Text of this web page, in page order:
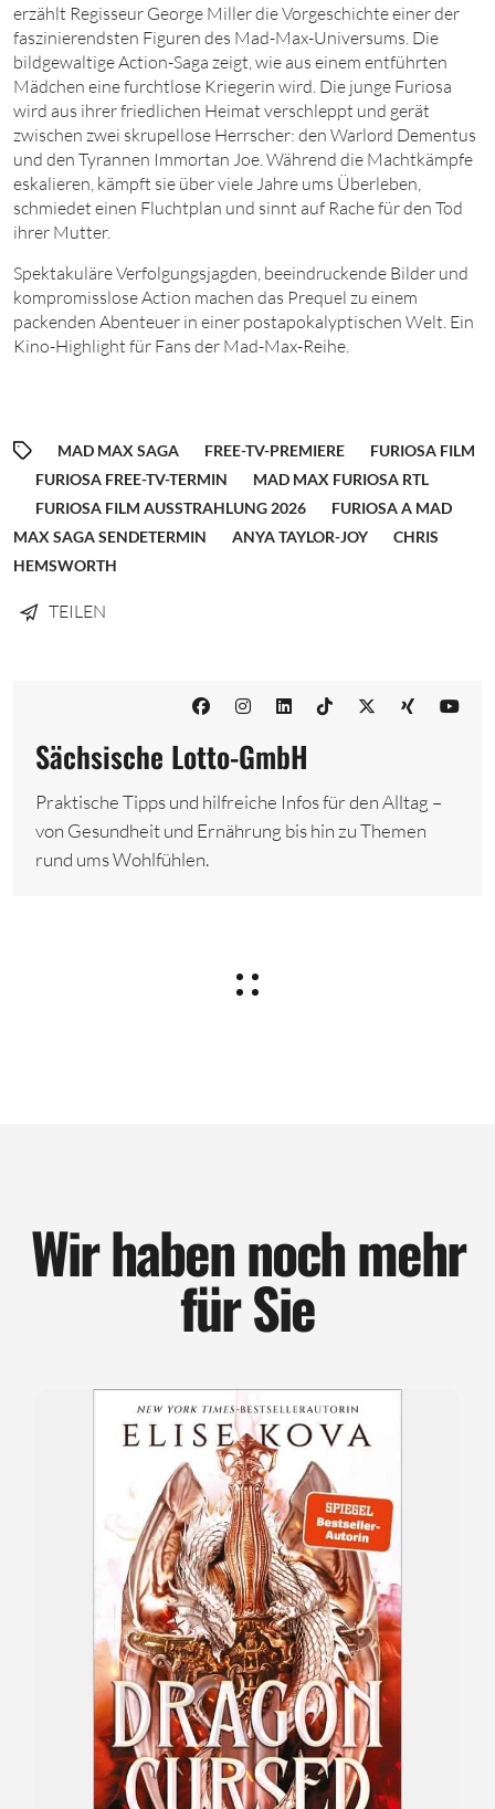
erzählt Regisseur George Miller die Vorgeschichte einer der
faszinierendsten Figuren des Mad-Max-­Universums. Die
bildgewaltige Action-Saga zeigt, wie aus einem entführten
Mädchen eine furchtlose Kriegerin wird. Die junge Furiosa
wird aus ihrer friedlichen Heimat verschleppt und gerät
zwischen zwei skrupellose Herrscher: den Warlord Dementus
und den Tyrannen Immortan Joe. Während die Machtkämpfe
eskalieren, kämpft sie über viele Jahre ums Überleben,
schmiedet einen Fluchtplan und sinnt auf Rache für den Tod
ihrer Mutter.
Spektakuläre Verfolgungsjagden, beeindruckende Bilder und
kompromisslose Action machen das Prequel zu einem
packenden Abenteuer in einer postapokalyptischen Welt. Ein
Kino-Highlight für Fans der Mad-Max-Reihe.
MAD MAX SAGA FREE-TV-PREMIERE
FURIOSA FILM
FURIOSA FREE-TV-TERMIN
MAD MAX FURIOSA RTL
FURIOSA FILM AUSSTRAHLUNG 2026
FURIOSA A MAD
MAX SAGA SENDETERMIN
ANYA TAYLOR-JOY
CHRIS
HEMSWORTH
TEILEN
Sächsische Lotto-GmbH
Praktische Tipps und hilfreiche Infos für den Alltag –
von Gesundheit und Ernährung bis hin zu Themen
rund ums Wohlfühlen.
Wir haben noch mehr
für Sie